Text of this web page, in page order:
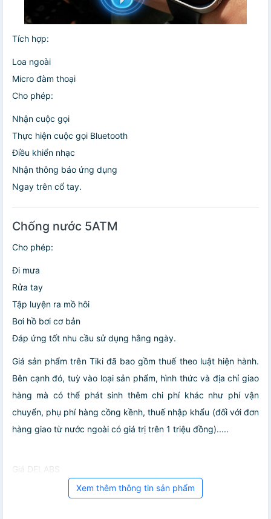
Tích hợp:
Loa ngoài
Micro đàm thoại
Cho phép:
Nhận cuộc gọi
Thực hiện cuộc gọi Bluetooth
Điều khiển nhạc
Nhận thông báo ứng dụng
Ngay trên cổ tay.
Chống nước 5ATM
Cho phép:
Đi mưa
Rửa tay
Tập luyện ra mồ hôi
Bơi hồ bơi cơ bản
Đáp ứng tốt nhu cầu sử dụng hằng ngày.
Giá sản phẩm trên Tiki đã bao gồm thuế theo luật hiện hành.
Bên cạnh đó, tuỳ vào loại sản phẩm, hình thức và địa chỉ giao
hàng mà có thể phát sinh thêm chi phí khác như phí vận
chuyển, phụ phí hàng cồng kềnh, thuế nhập khẩu (đối với đơn
hàng giao từ nước ngoài có giá trị trên 1 triệu đồng).....
Giá DELABS
Xem thêm thông tin sản phẩm